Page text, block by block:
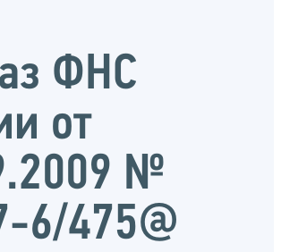
ФНС
от
№
6/475@